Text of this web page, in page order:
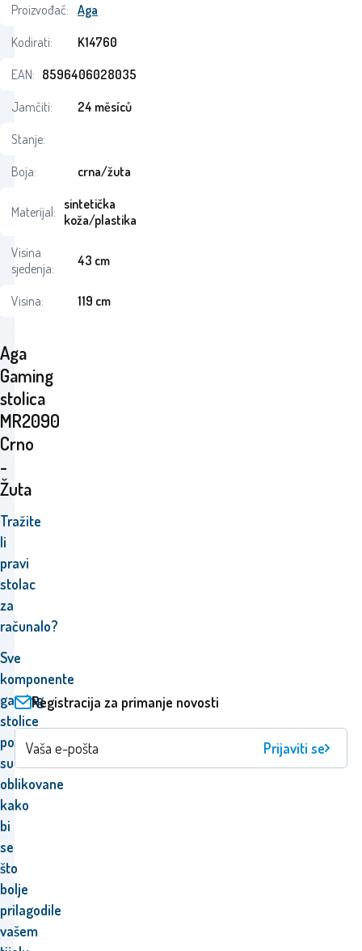
Aga
Gaming
stolica
MR2090
Crno
-
Žuta
Tražite
li
pravi
stolac
za
računalo?
Sve
komponente
gaming
stolice
posebno
su
oblikovane
kako
bi
se
što
bolje
prilagodile
vašem
Proizvođač: Aga
Kodirati:
K14760
EAN: 8596406028035
Jamčiti:
24 měsíců
Stanje:
Boja:
crna/žuta
Materijal: sintetička
koža/plastika
Visina
sjedenja:
43 cm
Visina: 119 cm
Registracija za primanje novosti
Prijaviti se